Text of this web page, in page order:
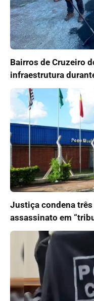
Bairros de Cruzeiro
infraestrutura
Justiça condena
assassinato em